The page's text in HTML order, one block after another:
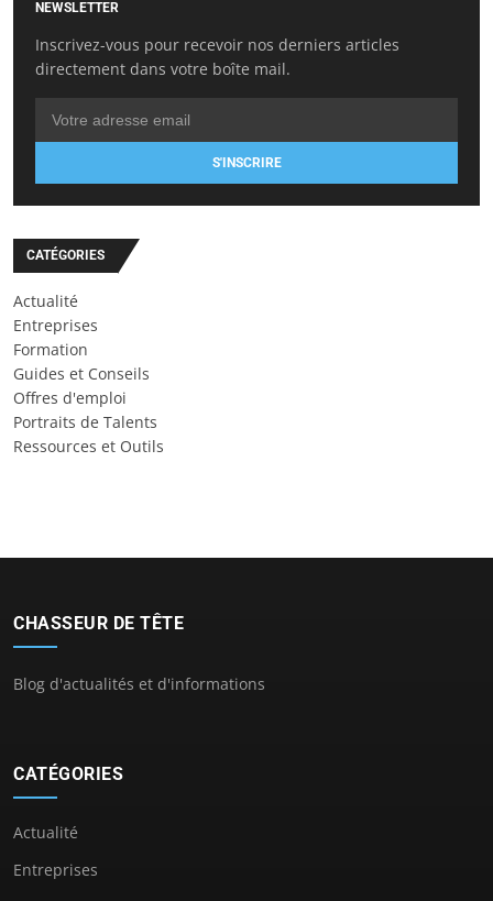
NEWSLETTER
Inscrivez-vous pour recevoir nos derniers articles
directement dans votre boîte mail.
S'INSCRIRE
CATÉGORIES
Actualité
Entreprises
Formation
Guides et Conseils
Offres d'emploi
Portraits de Talents
Ressources et Outils
CHASSEUR DE TÊTE
Blog d'actualités et d'informations
CATÉGORIES
Actualité
Entreprises